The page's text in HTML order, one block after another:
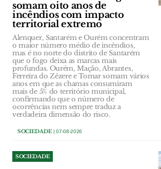
somam oito anos de
incêndios com impacto
territorial extremo
Alenquer, Santarém e Ourém concentram
o maior número médio de incêndios,
mas é no norte do distrito de Santarém
que o fogo deixa as marcas mais
profundas. Ourém, Mação, Abrantes,
Ferreira do Zêzere e Tomar somam vários
anos em que as chamas consumiram
mais de 5% do território municipal,
confirmando que o número de
ocorrências nem sempre traduz a
verdadeira dimensão do risco.
SOCIEDADE| 07-08-2026
SOCIEDADE